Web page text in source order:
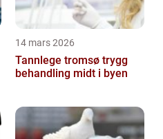
14 mars 2026
Tannlege tromsø trygg
behandling midt i byen